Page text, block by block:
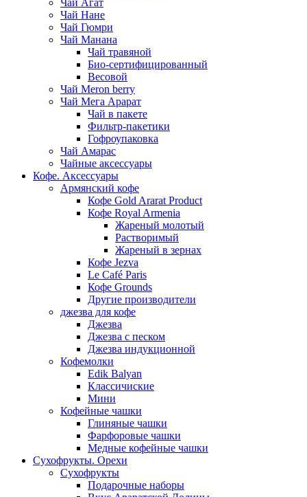
Чай Агат
Чай Нане
Чай Гюмри
Чай Манана
Чай травяной
Био-сертифицированный
Весовой
Чай Meron berry
Чай Мега Арарат
Чай в пакете
Фильтр-пакетики
Гофроупаковка
Чай Амарас
Чайные аксессуары
Кофе. Аксессуары
Армянский кофе
Кофе Gold Ararat Product
Кофе Royal Armenia
Жареный молотый
Растворимый
Жареный в зернах
Кофе Jezva
Le Café Paris
Кофе Grounds
Другие производители
джезва для кофе
Джезва
Джезва с песком
Джезва индукционной
Кофемолки
Edik Balyan
Классичиские
Мини
Кофейные чашки
Глиняные чашки
Фарфоровые чашки
Медные кофейные чашки
Сухофрукты. Орехи
Сухофрукты
Подарочные наборы